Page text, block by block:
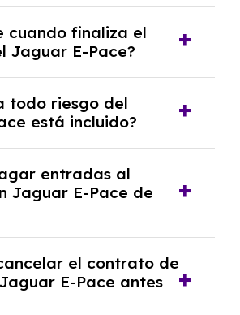
variar entre 10,000 y
Si excedes ese límite,
cargo adicional.
cuando finaliza el
Jaguar E-Pace?
por uno nuevo o, en algunos
a un precio previamente
todo riesgo del
está incluido?
a todo riesgo sin
dentro de las cuotas
entradas al
Jaguar E-Pace de
ningún tipo de entrada
que lo exija el proveedor
del estudio de viabilidad
el contrato de
E-Pace antes